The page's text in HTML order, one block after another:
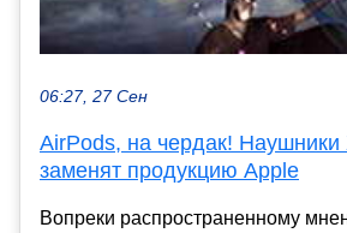
06:27, 27 Сен
AirPods, на чердак! Наушники
заменят продукцию Apple
Вопреки распространенному